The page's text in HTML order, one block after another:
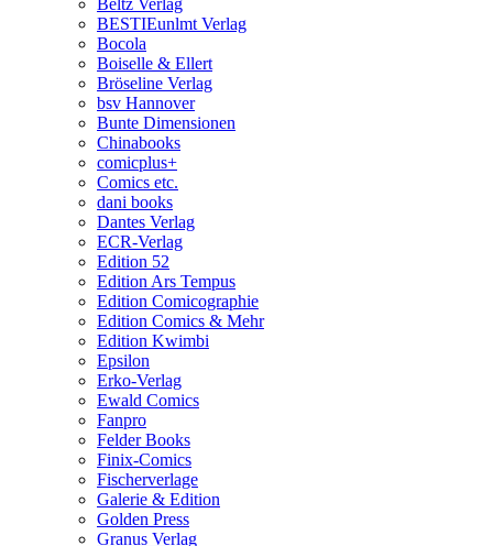
Beltz Verlag
BESTIEunlmt Verlag
Bocola
Boiselle & Ellert
Bröseline Verlag
bsv Hannover
Bunte Dimensionen
Chinabooks
comicplus+
Comics etc.
dani books
Dantes Verlag
ECR-Verlag
Edition 52
Edition Ars Tempus
Edition Comicographie
Edition Comics & Mehr
Edition Kwimbi
Epsilon
Erko-Verlag
Ewald Comics
Fanpro
Felder Books
Finix-Comics
Fischerverlage
Galerie & Edition
Golden Press
Granus Verlag